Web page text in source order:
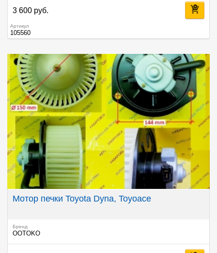
3 600 руб.
Артикул
105560
Мотор печки Toyota Dyna, Toyoace
Бренд
OOTOKO